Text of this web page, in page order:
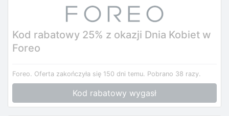
Kod rabatowy 25% z okazji Dnia Kobiet w
Foreo
Foreo. Oferta zakończyła się 150 dni temu. Pobrano 38 razy.
Kod rabatowy wygasł